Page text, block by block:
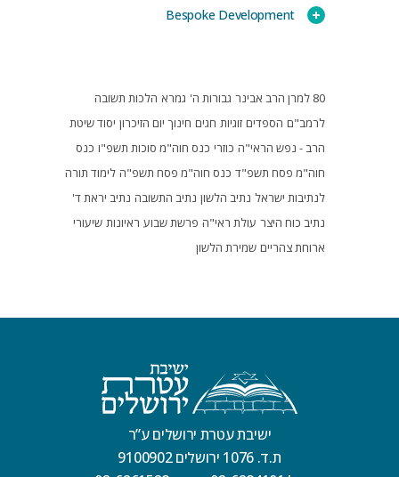
Bespoke Development
80 למרן הרב אבינר גבורות ה' גמרא הלכות תשובה
לרמב"ם הספדים זוגיות חגים חינוך יום הזיכרון יסוד שיטת
הרב - נפש הראי"ה כוזרי כנס חוה"מ סוכות תשפ"ו כנס
חוה"מ פסח תשפ"ד כנס חוה"מ פסח תשפ"ה לימוד תורה
לנתיבות ישראל נתיב הלשון נתיב התשובה נתיב יראת ד'
נתיב כוח היצר עולת ראי"ה פרשת שבוע ראיונות שיעורי
ארוחת צהריים שמירת הלשון
ישיבת עטרת ירושלים ע”ר
ת.ד. 1076 ירושלים 9100902